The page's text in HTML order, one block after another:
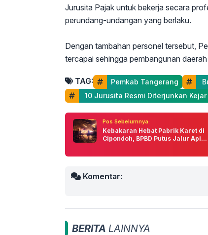
Jurusita Pajak untuk bekerja secara
perundang-undangan yang berlaku.
Dengan tambahan personel tersebut,
tercapai sehingga pembangunan
TAG: Pemkab Tangerang
10 Jurusita Resmi Diterjunkan Kejar
Pos Sebelumnya:
Kebakaran Hebat Pabrik Karet di
Cipondoh, BPBD Putus Jalur Api...
Komentar:
BERITA LAINNYA